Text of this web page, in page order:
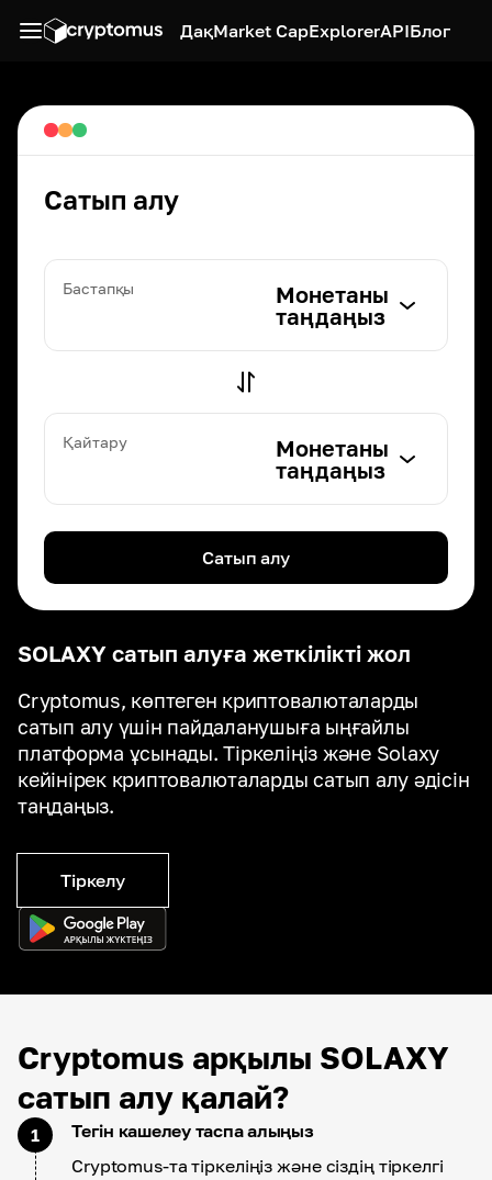
ДақMarket CapExplorerAPIБлог
SOLAXY сатып алуға жеткілікті жол
Cryptomus, көптеген криптовалюталарды
сатып алу үшін пайдаланушыға ыңғайлы
платформа ұсынады. Тіркеліңіз және Solaxy
кейінірек криптовалюталарды сатып алу әдісін
таңдаңыз.
Тіркелу
Сатып алу
Бастапқы
Монетаны
таңдаңыз
Қайтару
Монетаны
таңдаңыз
Сатып алу
Cryptomus арқылы SOLAXY
сатып алу қалай?
1
Тегін кашелеу таспа алыңыз
Cryptomus-та тіркеліңіз және сіздің тіркелгі